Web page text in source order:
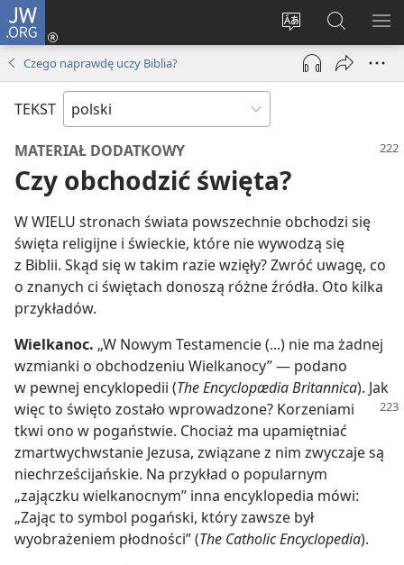
JW.ORG
Wybór
języka
Logowanie
(opens
window)
Szukaj
na
JW.ORG
Czego naprawdę uczy Biblia?
TEKST
MATERIAŁ DODATKOWY
Czy obchodzić święta?
W WIELU stronach świata powszechnie obchodzi się
święta religijne i świeckie, które nie wywodzą się
z Biblii. Skąd się w takim razie wzięły? Zwróć uwagę, co
o znanych ci świętach donoszą różne źródła. Oto kilka
przykładów.
Wielkanoc. „W Nowym Testamencie (...) nie ma żadnej
wzmianki o obchodzeniu Wielkanocy” — podano
w pewnej encyklopedii (The Encyclopædia Britannica). Jak
więc to święto zostało wprowadzone? Korzeniami
tkwi ono w pogaństwie. Chociaż ma upamiętniać
zmartwychwstanie Jezusa, związane z nim zwyczaje są
niechrześcijańskie. Na przykład o popularnym
„zajączku wielkanocnym” inna encyklopedia mówi:
„Zając to symbol pogański, który zawsze był
wyobrażeniem płodności” (The Catholic Encyclopedia).